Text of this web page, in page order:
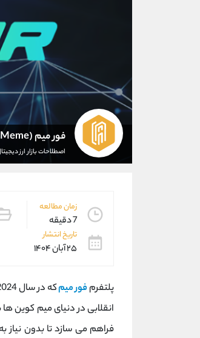
فور میم (Four.Meme)
اصطلاحات بازار ارز
زمان مطالعه
7 دقیقه
تاریخ انتشار
۲۵ آبان ۱۴۰۴
پلتفرمفور میم
انقلابی در دنیای میم‌ کوین
فراهم می‌ سازد تا بدون